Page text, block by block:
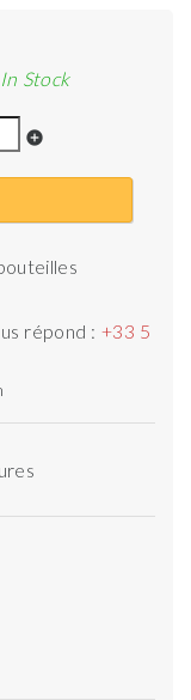
In Stock
add_circle
répond : +33 5